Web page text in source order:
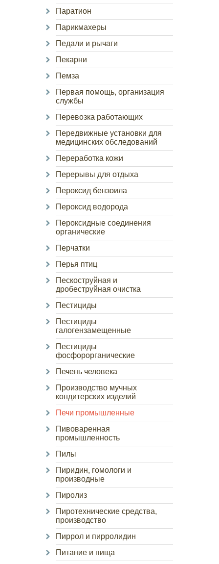
Паратион
Парикмахеры
Педали и рычаги
Пекарни
Пемза
Первая помощь, организация
службы
Перевозка работающих
Передвижные установки для
медицинских обследований
Переработка кожи
Перерывы для отдыха
Пероксид бензоила
Пероксид водорода
Пероксидные соединения
органические
Перчатки
Перья птиц
Пескоструйная и
дробеструйная очистка
Пестициды
Пестициды
галогензамещенные
Пестициды
фосфорорганические
Печень человека
Производство мучных
кондитерских изделий
Печи промышленные
Пивоваренная
промышленность
Пилы
Пиридин, гомологи и
производные
Пиролиз
Пиротехнические средства,
производство
Пиррол и пирролидин
Питание и пища